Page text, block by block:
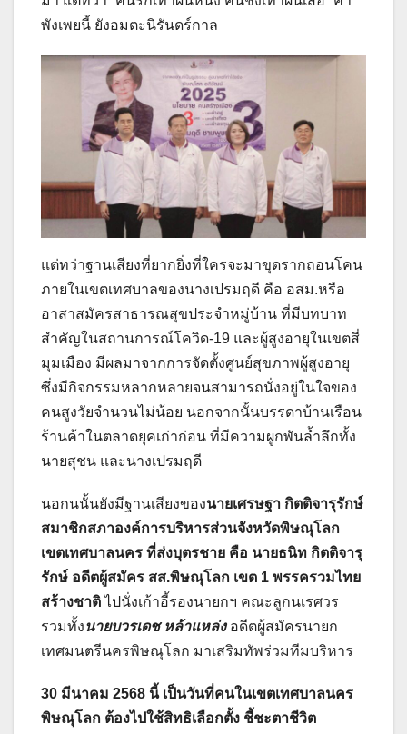
พังเพยนี้ ยังอมตะนิรันดร์กาล
แต่ทว่าฐานเสียงที่ยากยิ่งที่ใครจะมาขุดรากถอนโคน
ภายในเขตเทศบาลของนางเปรมฤดี คือ อสม.หรือ
อาสาสมัครสาธารณสุขประจำหมู่บ้าน ที่มีบทบาท
สำคัญในสถานการณ์โควิด-19 และผู้สูงอายุในเขตสี่
มุมเมือง มีผลมาจากการจัดตั้งศูนย์สุขภาพผู้สูงอายุ
ซึ่งมีกิจกรรมหลากหลายจนสามารถนั่งอยู่ในใจของ
คนสูงวัยจำนวนไม่น้อย นอกจากนั้นบรรดาบ้านเรือน
ร้านค้าในตลาดยุคเก่าก่อน ที่มีความผูกพันล้ำลึกทั้ง
นายสุชน และนางเปรมฤดี
นอกนนั้นยังมีฐานเสียงของนายเศรษฐา กิตติจารุรักษ์
สมาชิกสภาองค์การบริหารส่วนจังหวัดพิษณุโลก
เขตเทศบาลนคร ที่ส่งบุตรชาย คือ นายธนิท กิตติจารุ
รักษ์ อดีตผู้สมัคร สส.พิษณุโลก เขต 1 พรรครวมไทย
สร้างชาติไปนั่งเก้าอี้รองนายกฯ คณะลูกนเรศวร
รวมทั้งนายบวรเดช หล้าแหล่งอดีตผู้สมัครนายก
เทศมนตรีนครพิษณุโลก มาเสริมทัพร่วมทีมบริหาร
30 มีนาคม 2568 นี้ เป็นวันที่คนในเขตเทศบาลนคร
พิษณุโลก ต้องไปใช้สิทธิเลือกตั้ง ชี้ชะตาชีวิต